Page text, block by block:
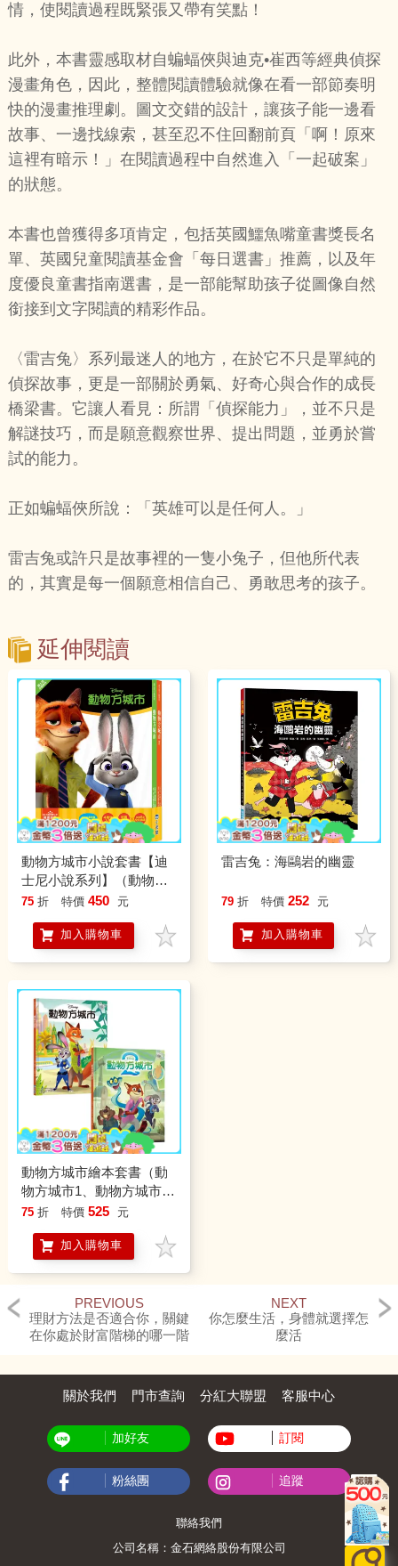
情，使閱讀過程既緊張又帶有笑點！
此外，本書靈感取材自蝙蝠俠與迪克•崔西等經典偵探
漫畫角色，因此，整體閱讀體驗就像在看一部節奏明
快的漫畫推理劇。圖文交錯的設計，讓孩子能一邊看
故事、一邊找線索，甚至忍不住回翻前頁「啊！原來
這裡有暗示！」在閱讀過程中自然進入「一起破案」
的狀態。
本書也曾獲得多項肯定，包括英國鱷魚嘴童書獎長名
單、英國兒童閱讀基金會「每日選書」推薦，以及年
度優良童書指南選書，是一部能幫助孩子從圖像自然
銜接到文字閱讀的精彩作品。
〈雷吉兔〉系列最迷人的地方，在於它不只是單純的
偵探故事，更是一部關於勇氣、好奇心與合作的成長
橋梁書。它讓人看見：所謂「偵探能力」，並不只是
解謎技巧，而是願意觀察世界、提出問題，並勇於嘗
試的能力。
正如蝙蝠俠所說：「英雄可以是任何人。」
雷吉兔或許只是故事裡的一隻小兔子，但他所代表
的，其實是每一個願意相信自己、勇敢思考的孩子。
延伸閱讀
動物方城市小說套書【迪
士尼小說系列】（動物方
城市1、動物方城市2）
75 折 特價 450 元
加入購物車
雷吉兔：海鷗岩的幽靈
79 折 特價 252 元
加入購物車
動物方城市繪本套書（動
物方城市1、動物方城市
2）
75 折 特價 525 元
加入購物車
PREVIOUS
理財方法是否適合你，關鍵
在你處於財富階梯的哪一階
NEXT
你怎麼生活，身體就選擇怎
麼活
關於我們 門市查詢 分紅大聯盟 客服中心
加好友 訂閱
粉絲團 追蹤
聯絡我們
公司名稱：金石網絡股份有限公司